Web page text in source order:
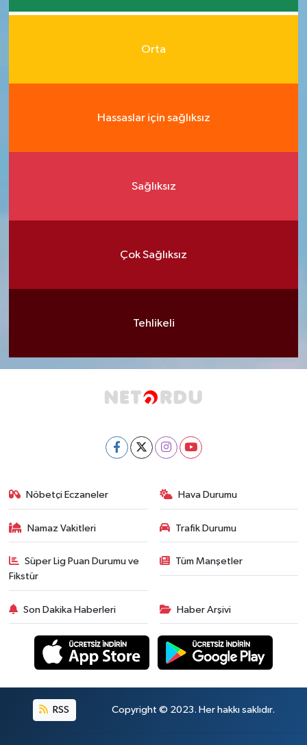
Orta
Hassaslar için sağlıksız
Sağlıksız
Çok Sağlıksız
Tehlikeli
Nöbetçi Eczaneler Hava Durumu
Namaz Vakitleri Trafik Durumu
Süper Lig Puan Durumu ve
Fikstür
Tüm Manşetler
Son Dakika Haberleri Haber Arşivi
RSS Copyright © 2023. Her hakkı saklıdır.